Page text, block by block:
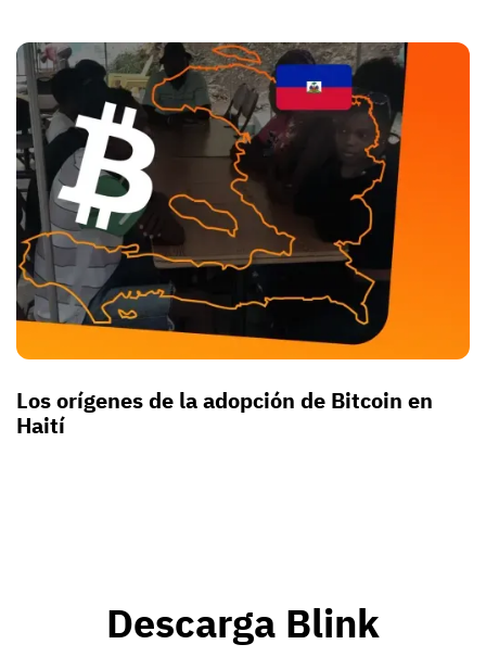
Los orígenes de la adopción de Bitcoin en
Haití
Descarga Blink